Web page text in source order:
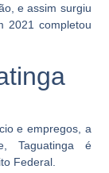
e assim surgiu
2021 completou
e empregos, a
Taguatinga é
Federal.